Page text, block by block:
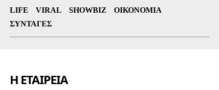
LIFE
VIRAL SHOWBIZ
ΟΙΚΟΝΟΜΊΑ
ΣΥΝΤΑΓΈΣ
Η ΕΤΑΙΡΕΙΑ